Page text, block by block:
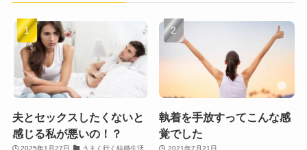
夫とセックスしたくないと
感じる私が悪いの！？
2025年1月27日 うまく行く結婚生活
執着を手放すってこんな感
覚でした
2021年7月21日